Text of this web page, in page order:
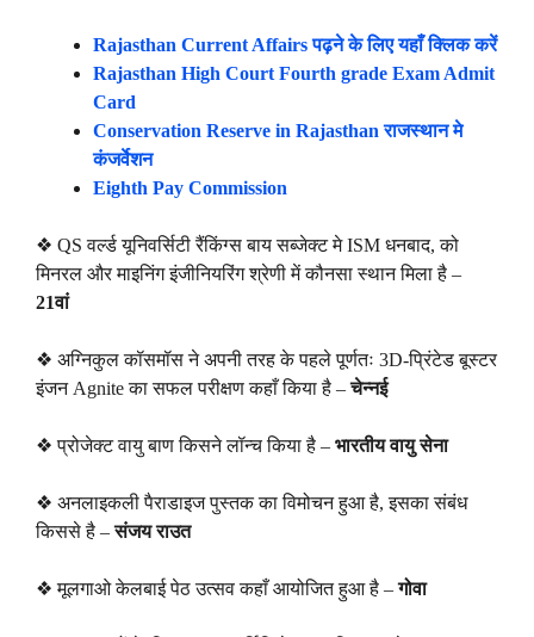
Rajasthan Current Affairs पढ़ने के लिए यहाँ क्लिक करें
Rajasthan High Court Fourth grade Exam Admit
Card
Conservation Reserve in Rajasthan राजस्थान मे
कंजर्वेशन
Eighth Pay Commission
❖ QS वर्ल्ड यूनिवर्सिटी रैंकिंग्स बाय सब्जेक्ट मे ISM धनबाद, को
मिनरल और माइनिंग इंजीनियरिंग श्रेणी में कौनसा स्थान मिला है –
21वां
❖ अग्निकुल कॉसमॉस ने अपनी तरह के पहले पूर्णतः 3D-प्रिंटेड बूस्टर
इंजन Agnite का सफल परीक्षण कहाँ किया है –चेन्नई
❖ प्रोजेक्ट वायु बाण किसने लॉन्च किया है – भारतीय वायु सेना
❖ अनलाइकली पैराडाइज पुस्तक का विमोचन हुआ है, इसका संबंध
किससे है –संजय राउत
❖ मूलगाओ केलबाई पेठ उत्सव कहाँ आयोजित हुआ है –गोवा